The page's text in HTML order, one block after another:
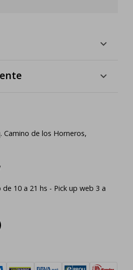
Camino de los Horneros,
10 a 21 hs - Pick up web 3 a